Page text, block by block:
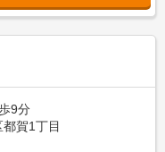
9分
賀1丁目